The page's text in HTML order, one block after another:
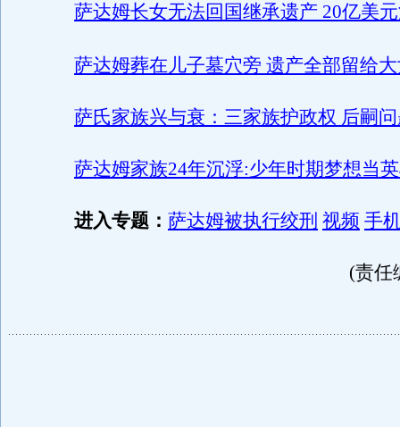
萨达姆长女无法回国继承遗产 20亿美
萨达姆葬在儿子墓穴旁 遗产全部留给
萨氏家族兴与衰：三家族护政权 后嗣
萨达姆家族24年沉浮:少年时期梦想当
进入专题： 萨达姆被执行绞刑 视频 手
(责任